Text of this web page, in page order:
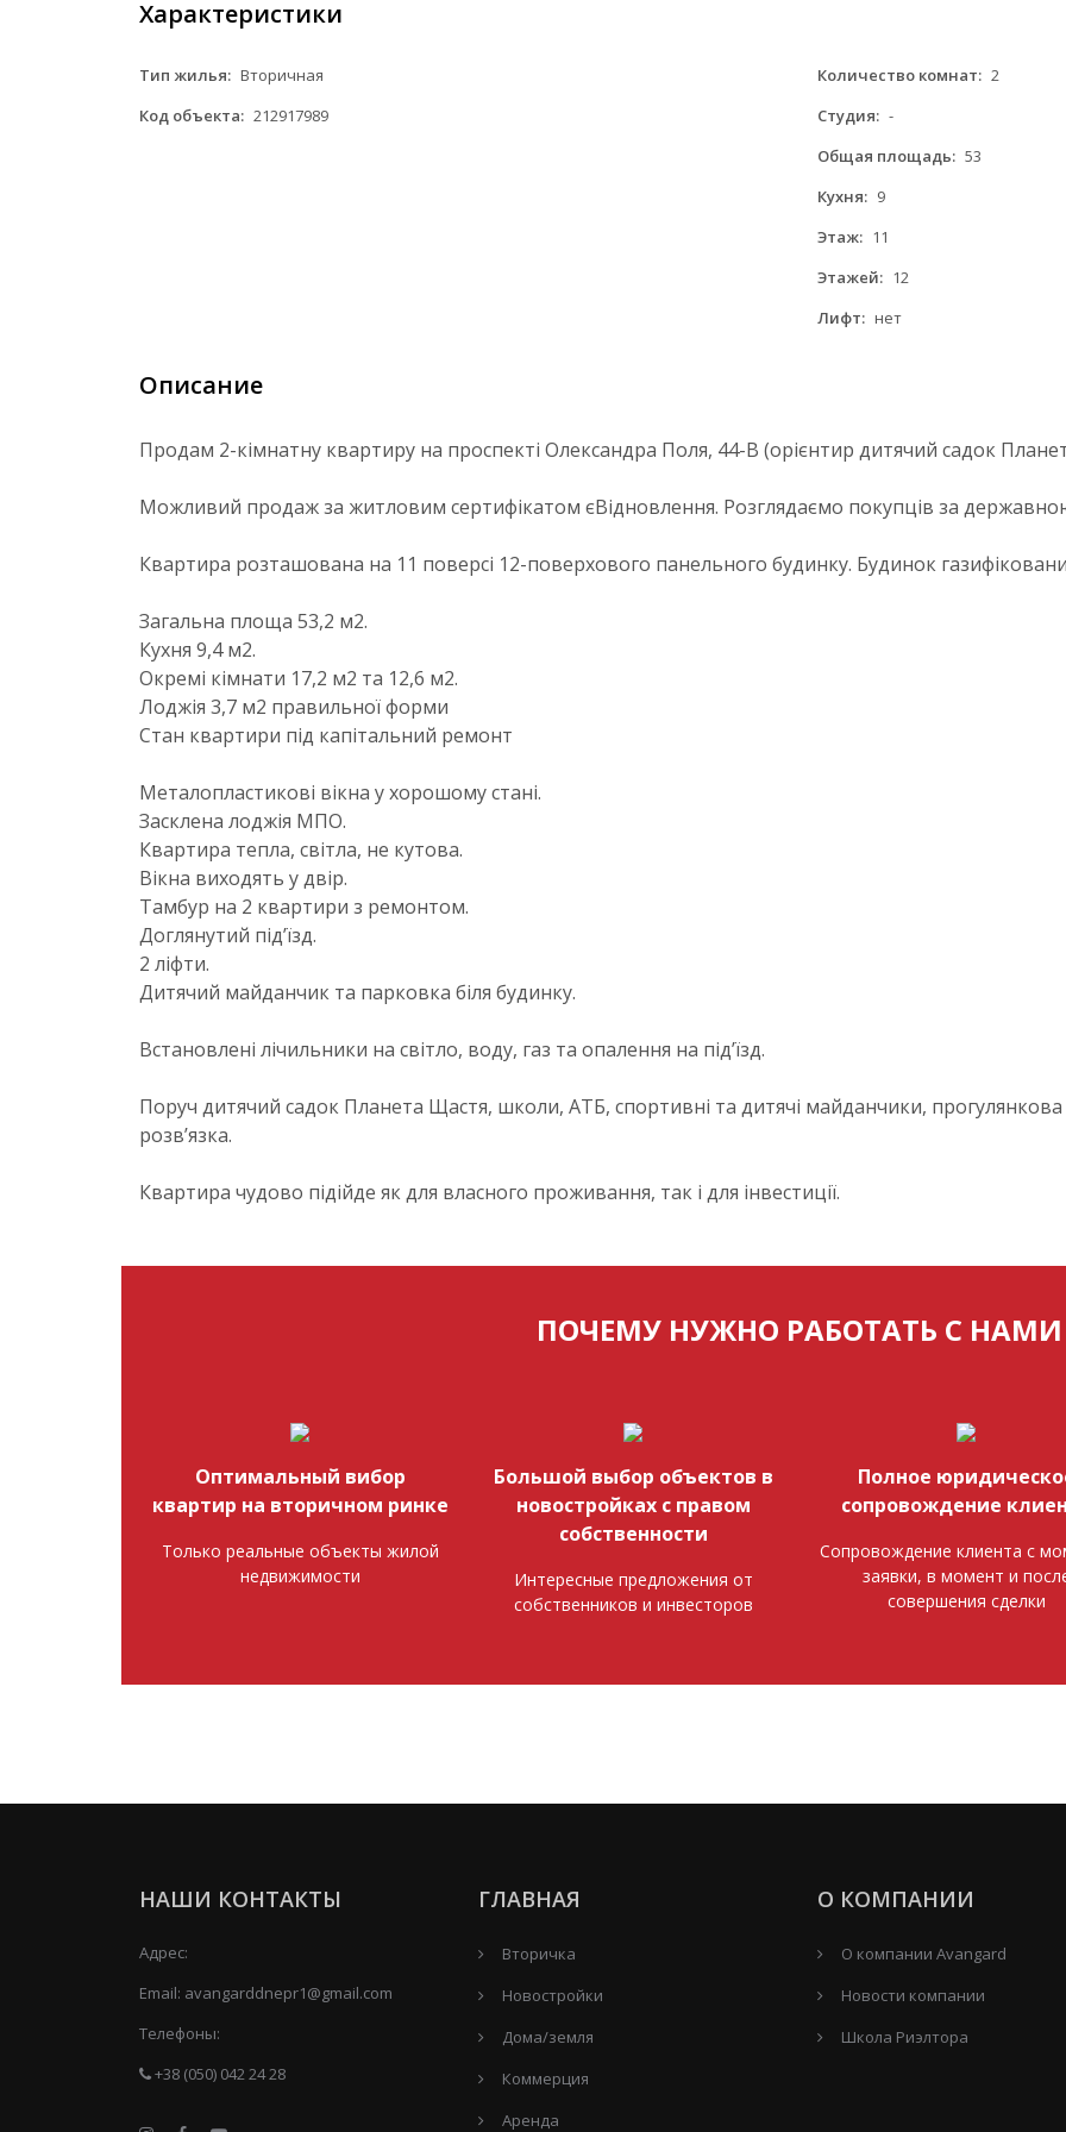
Характеристики
Тип жилья: Вторичная
Код объекта: 212917989
Количество комнат: 2
Студия: -
Общая площадь: 53
Кухня: 9
Этаж: 11
Этажей: 12
Лифт: нет
Описание
Продам 2-кімнатну квартиру на проспекті Олександра Поля, 44-В (орієнтир дитячий садок
Можливий продаж за житловим сертифікатом єВідновлення. Розглядаємо покупців за
Квартира розташована на 11 поверсі 12-поверхового панельного будинку. Будинок
Загальна площа 53,2 м2.
Кухня 9,4 м2.
Окремі кімнати 17,2 м2 та 12,6 м2.
Лоджія 3,7 м2 правильної форми
Стан квартири під капітальний ремонт
Металопластикові вікна у хорошому стані.
Засклена лоджія МПО.
Квартира тепла, світла, не кутова.
Вікна виходять у двір.
Тамбур на 2 квартири з ремонтом.
Доглянутий під’їзд.
2 ліфти.
Дитячий майданчик та парковка біля будинку.
Встановлені лічильники на світло, воду, газ та опалення на під’їзд.
Поруч дитячий садок Планета Щастя, школи, АТБ, спортивні та дитячі майданчики,
розв’язка.
Квартира чудово підійде як для власного проживання, так і для інвестиції.
ПОЧЕМУ НУЖНО РАБОТАТЬ С НАМИ
Оптимальный вибор
квартир на вторичном ринке
Только реальные объекты жилой
недвижимости
Большой выбор объектов в
новостройках с правом
собственности
Интересные предложения от
собственников и инвесторов
Полное
сопровождение
Сопровождение клиента с
заявки, в момент и
совершения сделки
НАШИ КОНТАКТЫ
Адрес:
Email: avangarddnepr1@gmail.com
Телефоны:
+38 (050) 042 24 28
ГЛАВНАЯ
Вторичка
Новостройки
Дома/земля
Коммерция
Аренда
О КОМПАНИИ
О компании Avangard
Новости компании
Школа Риэлтора